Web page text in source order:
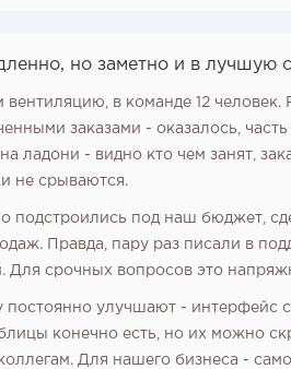
но заметно и в лучшую
вентиляцию, в команде 12
заказами - оказалось,
ладони - видно кто чем занят,
не срываются.
подстроились под наш бюджет,
Правда, пару раз писали в
Для срочных вопросов это
постоянно улучшают - интерфейс
конечно есть, но их можно
Для нашего бизнеса -